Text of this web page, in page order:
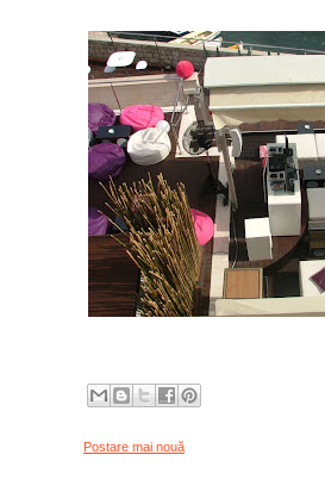
Postare mai nouă